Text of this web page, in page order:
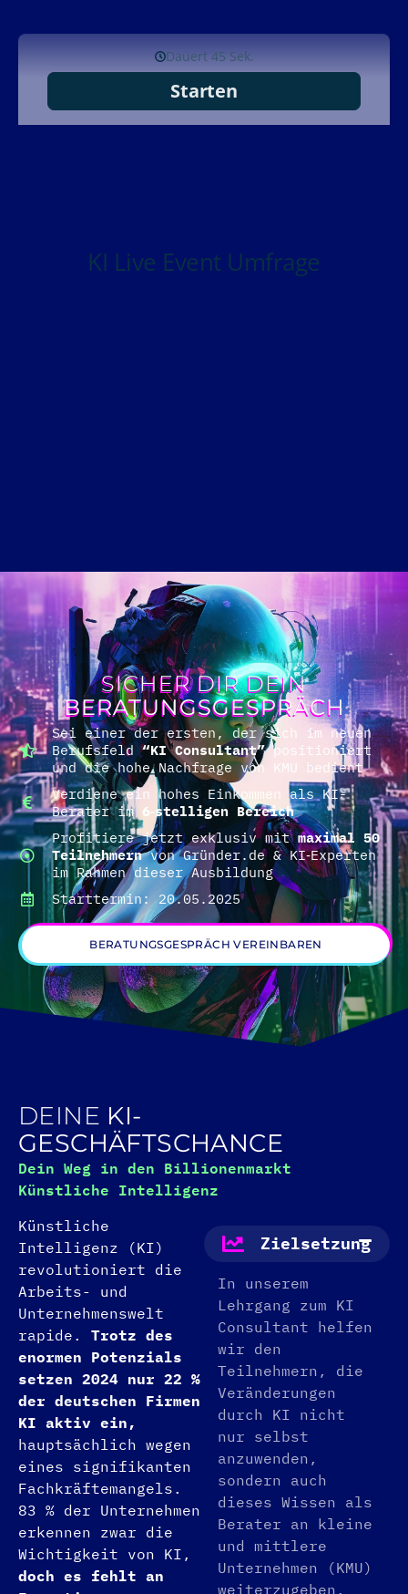
SICHER DIR DEIN
BERATUNGSGESPRÄCH
Sei einer der ersten, der sich im neuen
Berufsfeld“KI Consultant”positioniert
und die hohe Nachfrage von KMU bedient
Verdiene ein hohes Einkommen als KI-
Berater im 6‑stelligen Bereich
Profitiere jetzt exklusiv mitmaximal 50
Teilnehmernvon Gründer.de & KI‑Experten
im Rahmen dieser Ausbildung
Starttermin: 20.05.2025
BERATUNGSGESPRÄCH VEREINBAREN
DEINE KI-
GESCHÄFTSCHANCE
Dein Weg in den Billionenmarkt
Künstliche Intelligenz
Künstliche
Intelligenz (KI)
revolutioniert die
Arbeits- und
Unternehmenswelt
rapide. Trotz des
enormen Potenzials
setzen 2024 nur 22 %
der deutschen Firmen
KI aktiv ein,
hauptsächlich wegen
eines signifikanten
Fachkräftemangels.
83 % der Unternehmen
erkennen zwar die
Wichtigkeit von KI,
doch es fehlt an
Zielsetzung
In unserem
Lehrgang zum KI
Consultant helfen
wir den
Teilnehmern, die
Veränderungen
durch KI nicht
nur selbst
anzuwenden,
sondern auch
dieses Wissen als
Berater an kleine
und mittlere
Unternehmen (KMU)
weiterzugeben.